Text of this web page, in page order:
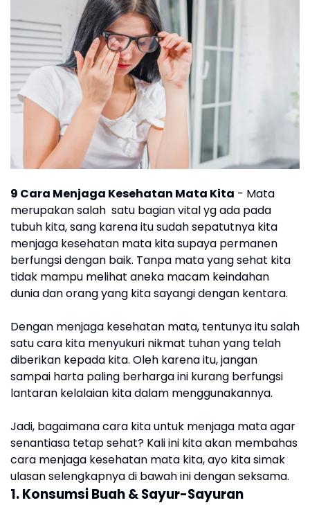
9 Cara Menjaga Kesehatan Mata Kita - Mata
merupakan salah satu bagian vital yg ada pada
tubuh kita, sang karena itu sudah sepatutnya kita
menjaga kesehatan mata kita supaya permanen
berfungsi dengan baik. Tanpa mata yang sehat kita
tidak mampu melihat aneka macam keindahan
dunia dan orang yang kita sayangi dengan kentara.
Dengan menjaga kesehatan mata, tentunya itu salah
satu cara kita menyukuri nikmat tuhan yang telah
diberikan kepada kita. Oleh karena itu, jangan
sampai harta paling berharga ini kurang berfungsi
lantaran kelalaian kita dalam menggunakannya.
Jadi, bagaimana cara kita untuk menjaga mata agar
senantiasa tetap sehat? Kali ini kita akan membahas
cara menjaga kesehatan mata kita, ayo kita simak
ulasan selengkapnya di bawah ini dengan seksama.
1. Konsumsi Buah & Sayur-Sayuran